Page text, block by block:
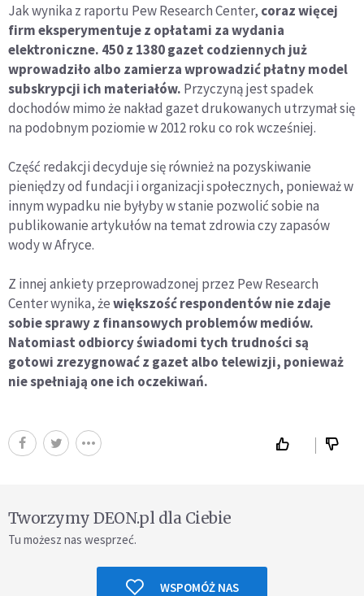
Jak wynika z raportu Pew Research Center, coraz więcej
firm eksperymentuje z opłatami za wydania
elektroniczne. 450 z 1380 gazet codziennych już
wprowadziło albo zamierza wprowadzić płatny model
subskrypcji ich materiałów. Przyczyną jest spadek
dochodów mimo że nakład gazet drukowanych utrzymał się
na podobnym poziomie w 2012 roku co rok wcześniej.
Część redakcji decyduje się również na pozyskiwanie
pieniędzy od fundacji i organizacji społecznych, ponieważ w
innym wypadku nie byłyby w stanie pozwolić sobie na
publikowanie artykułów na temat zdrowia czy zapasów
wody w Afryce.
Z innej ankiety przeprowadzonej przez Pew Research
Center wynika, żewiększość respondentów nie zdaje
sobie sprawy z finansowych problemów mediów.
Natomiast odbiorcy świadomi tych trudności są
gotowi zrezygnować z gazet albo telewizji, ponieważ
nie spełniają one ich oczekiwań.
Tworzymy DEON.pl dla Ciebie
Tu możesz nas wesprzeć.
WSPOMÓŻ NAS